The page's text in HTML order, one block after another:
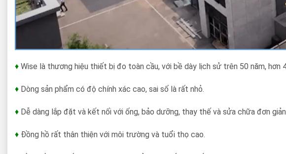
♦ Wise là thương hiệu thiết bị đo toàn cầu, với bề dày lịch sử trên 50 năm, hơn
♦ Dòng sản phẩm có độ chính xác cao, sai số là rất nhỏ.
♦ Dễ dàng lắp đặt và kết nối với ống, bảo dưỡng, thay thế và sửa chữa đơn
♦ Đồng hồ rất thân thiện với môi trường và tuổi thọ cao.